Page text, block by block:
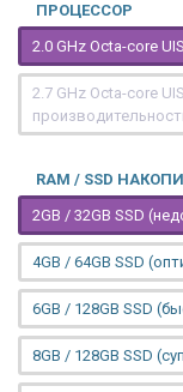
ПРОЦЕССОР
2.0 GHz Octa-core
2.7 GHz Octa-core
RAM / SSD
2GB / 32GB SSD
4GB / 64GB SSD
6GB / 128GB SSD
8GB / 128GB SSD